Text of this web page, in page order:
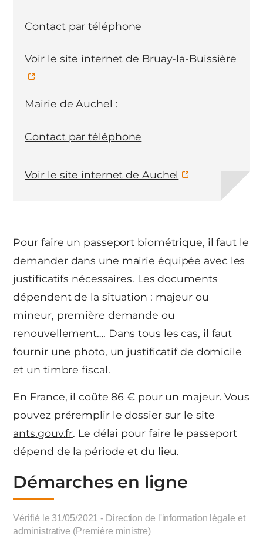
Pour faire un passeport biométrique, il faut le
demander dans une mairie équipée avec les
justificatifs nécessaires. Les documents
dépendent de la situation : majeur ou
mineur, première demande ou
renouvellement…. Dans tous les cas, il faut
fournir une photo, un justificatif de domicile
et un timbre fiscal.
En France, il coûte 86 € pour un majeur. Vous
pouvez préremplir le dossier sur le site
ants.gouv.fr. Le délai pour faire le passeport
dépend de la période et du lieu.
Démarches en ligne
Vérifié le 31/05/2021 - Direction de l'information légale et
administrative (Première ministre)
Contact par téléphone
Voir le site internet de Bruay-la-Buissière
Mairie de Auchel :
Contact par téléphone
Voir le site internet de Auchel